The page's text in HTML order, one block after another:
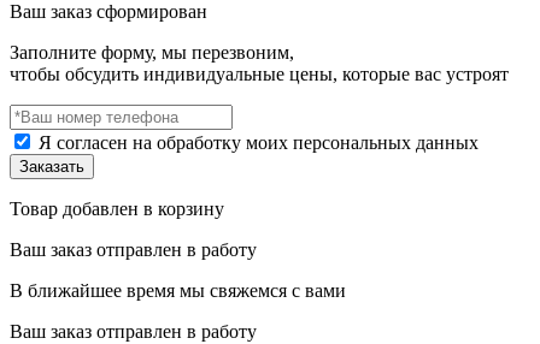
Ваш заказ сформирован
Заполните форму, мы перезвоним,
чтобы обсудить индивидуальные цены, которые вас устроят
Я согласен на обработку моих персональных данных
Товар добавлен в корзину
Ваш заказ отправлен в работу
В ближайшее время мы свяжемся с вами
Ваш заказ отправлен в работу